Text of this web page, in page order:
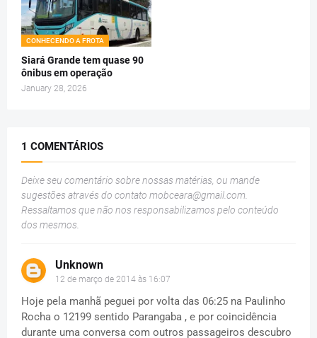
CONHECENDO A FROTA
Siará Grande tem quase 90
ônibus em operação
January 28, 2026
1 COMENTÁRIOS
Deixe seu comentário sobre nossas matérias, ou mande
sugestões através do contato mobceara@gmail.com
Ressaltamos que não nos responsabilizamos pelo conteúdo
dos mesmos.
Unknown
12 de março de 2014 às 16:07
Hoje pela manhã peguei por volta das 06:25 na Paulinho
Rocha o 12199 sentido Parangaba , e por coincidência
durante uma conversa com outros passageiros descubro